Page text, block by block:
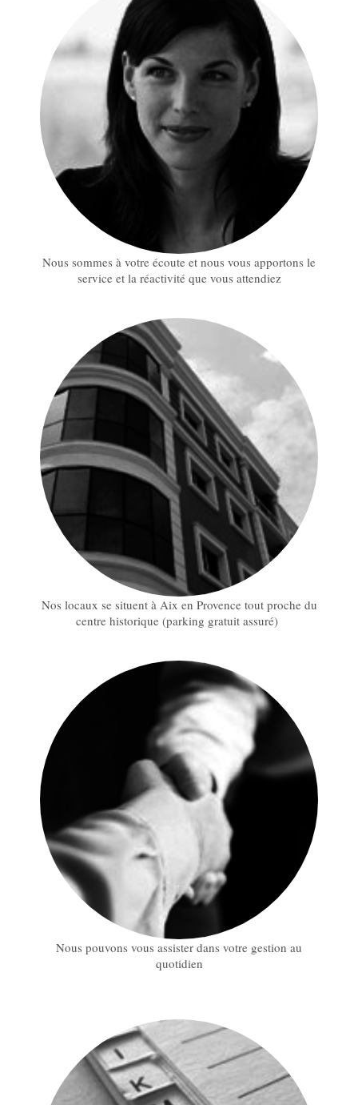
Nous sommes à votre écoute et nous vous apportons le
service et la réactivité que vous attendiez
Nos locaux se situent à Aix en Provence tout proche du
centre historique (parking gratuit assuré)
Nous pouvons vous assister dans votre gestion au
quotidien